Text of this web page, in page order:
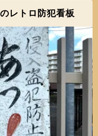
レトロ防犯看板